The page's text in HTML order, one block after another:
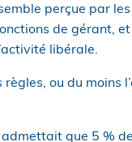
perçue par
de gérant, et
libérale.
ou du moins
que 5 %